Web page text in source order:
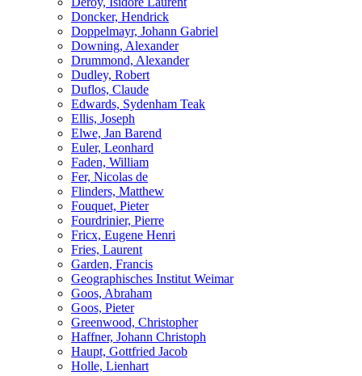
Doncker, Hendrick
Doppelmayr, Johann Gabriel
Downing, Alexander
Drummond, Alexander
Dudley, Robert
Duflos, Claude
Edwards, Sydenham Teak
Ellis, Joseph
Elwe, Jan Barend
Euler, Leonhard
Faden, William
Fer, Nicolas de
Flinders, Matthew
Fouquet, Pieter
Fourdrinier, Pierre
Fricx, Eugene Henri
Fries, Laurent
Garden, Francis
Geographisches Institut Weimar
Goos, Abraham
Goos, Pieter
Greenwood, Christopher
Haffner, Johann Christoph
Haupt, Gottfried Jacob
Holle, Lienhart